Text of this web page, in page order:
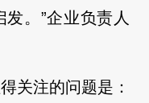
。”企业负责人
关注的问题是：